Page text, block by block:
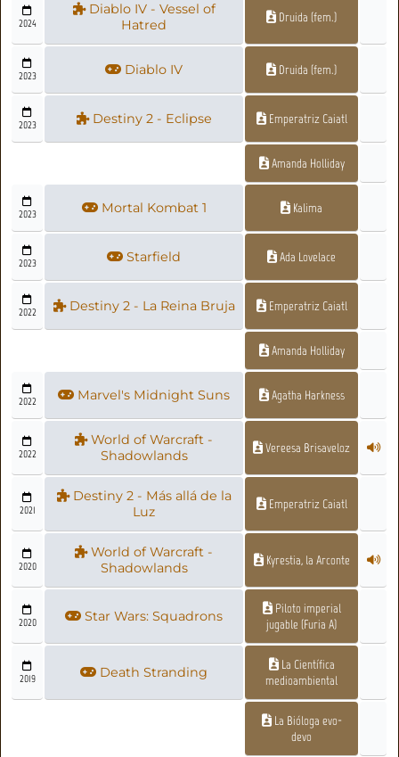
2024
Diablo IV - Vessel of
Hatred
Druida (fem.)
2023 Diablo IV Druida (fem.)
2023 Destiny 2 - Eclipse Emperatriz Caiatl
Amanda Holliday
2023 Mortal Kombat 1 Kalima
2023 Starfield Ada Lovelace
2022 Destiny 2 - La Reina Bruja Emperatriz Caiatl
Amanda Holliday
2022 Marvel's Midnight Suns Agatha Harkness
2022
World of Warcraft -
Shadowlands
Vereesa Brisaveloz
2021
Destiny 2 - Más allá de la
Luz
Emperatriz Caiatl
2020
World of Warcraft -
Shadowlands
Kyrestia, la Arconte
2020 Star Wars: Squadrons
Piloto imperial
jugable (Furia A)
2019 Death Stranding
La Científica
medioambiental
La Bióloga evo-
devo